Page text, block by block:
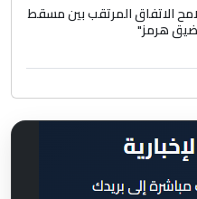
الاتفاق المرتقب بين مسقط
هرمز"